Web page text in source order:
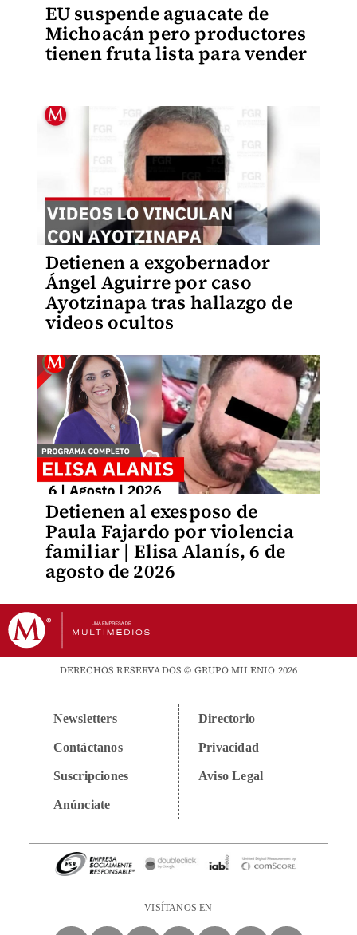
EU suspende aguacate de
Michoacán pero productores
tienen fruta lista para vender
Detienen a exgobernador
Ángel Aguirre por caso
Ayotzinapa tras hallazgo de
videos ocultos
Detienen al exesposo de
Paula Fajardo por violencia
familiar | Elisa Alanís, 6 de
agosto de 2026
DERECHOS RESERVADOS © GRUPO MILENIO 2026
Newsletters
Contáctanos
Suscripciones
Anúnciate
Directorio
Privacidad
Aviso Legal
VISÍTANOS EN